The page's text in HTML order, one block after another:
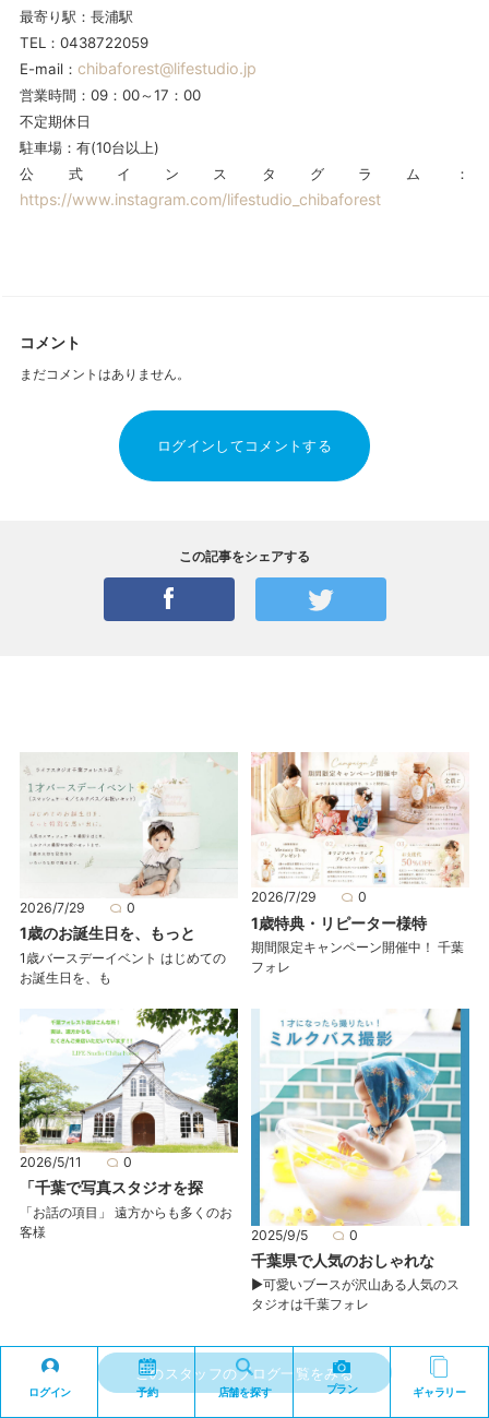
ログイン 予約 店舗を探す プラン ギャラリー
最寄り駅：長浦駅
TEL：0438722059
E-mail： chibaforest@lifestudio.jp
営業時間：09：00～17：00
不定期休日
駐車場：有(10台以上)
公式インスタグラム：
https://www.instagram.com/lifestudio_chibaforest
コメント
まだコメントはありません。
ログインしてコメントする
この記事をシェアする
2026/7/29 0
1歳のお誕生日を、もっと
1歳バースデーイベント はじめての
お誕生日を、も
2026/7/29 0
1歳特典・リピーター様特
期間限定キャンペーン開催中！ 千葉
フォレ
2026/5/11 0
「千葉で写真スタジオを探
「お話の項目」 遠方からも多くのお
客様
2025/9/5 0
千葉県で人気のおしゃれな
▶可愛いブースが沢山ある人気のス
タジオは千葉フォレ
このスタッフのブログ一覧をみる